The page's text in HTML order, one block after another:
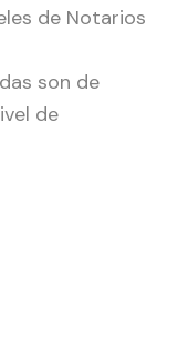
de Notarios
son de
de